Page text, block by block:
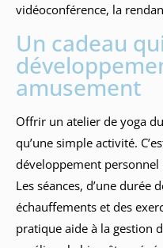
vidéoconférence, la
Un cadeau
amusement
Offrir un atelier de yoga
qu’une simple activité.
développement
Les séances, d’une durée
échauffements et des
pratique aide à la gestion